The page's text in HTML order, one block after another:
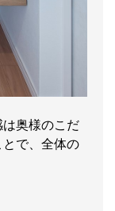
奥様のこだ
で、全体の